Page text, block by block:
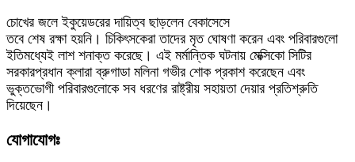
চোখের জলে ইকুয়েডরের দায়িত্ব ছাড়লেন বেকাসেসে
তবে শেষ রক্ষা হয়নি। চিকিৎসকেরা তাদের মৃত ঘোষণা করেন এবং পরিবারগুলো
ইতিমধ্যেই লাশ শনাক্ত করেছে। এই মর্মান্তিক ঘটনায় মেক্সিকো সিটির
সরকারপ্রধান ক্লারা ব্রুগাডা মলিনা গভীর শোক প্রকাশ করেছেন এবং
ভুক্তভোগী পরিবারগুলোকে সব ধরণের রাষ্ট্রীয় সহায়তা দেয়ার প্রতিশ্রুতি
দিয়েছেন।
যোগাযোগঃ